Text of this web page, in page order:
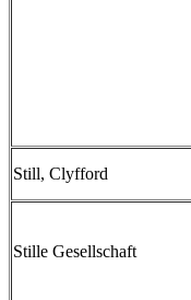
Still, Clyfford
Stille Gesellschaft